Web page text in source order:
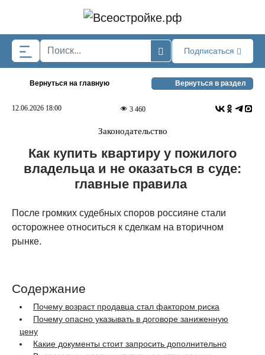
Подписаться
Вернуться на главную Вернуться в раздел
12.06.2026 18:00 3 460
Законодательство
Как купить квартиру у пожилого
владельца и не оказаться в суде:
главные правила
После громких судебных споров россияне стали
осторожнее относиться к сделкам на вторичном
рынке.
Содержание
Почему возраст продавца стал фактором риска
Почему опасно указывать в договоре заниженную
цену
Какие документы стоит запросить дополнительно